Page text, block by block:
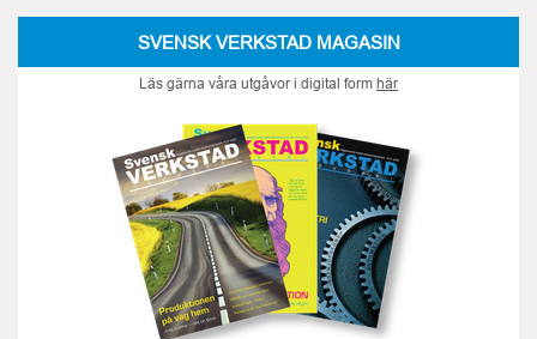
SVENSK VERKSTAD MAGASIN
Läs gärna våra utgåvor i digital form här